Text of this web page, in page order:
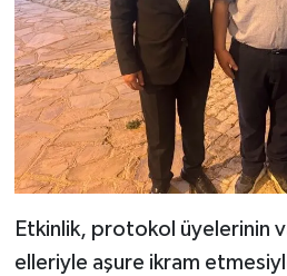
Etkinlik, protokol üyelerinin
elleriyle aşure ikram